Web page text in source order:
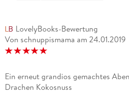
LovelyBooks-Bewertung
Von schnuppismama am 24.01.2019
Ein erneut grandios gemachtes
Drachen Kokosnuss